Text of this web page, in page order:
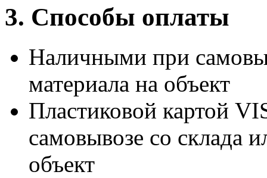
3. Способы оплаты
Наличными при
материала на объект
Пластиковой картой
самовывозе со склада
объект